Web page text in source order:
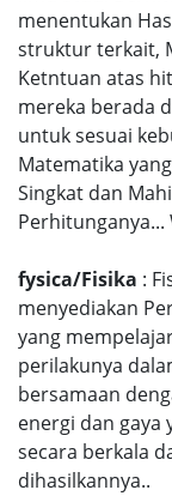
menentukan
struktur terkait,
Ketntuan atas
mereka berada
untuk sesuai
Matematika
Singkat dan
fysica/Fisika :
menyediakan
yang
perilakunya
bersamaan
energi dan
secara berkala
dihasilkannya..